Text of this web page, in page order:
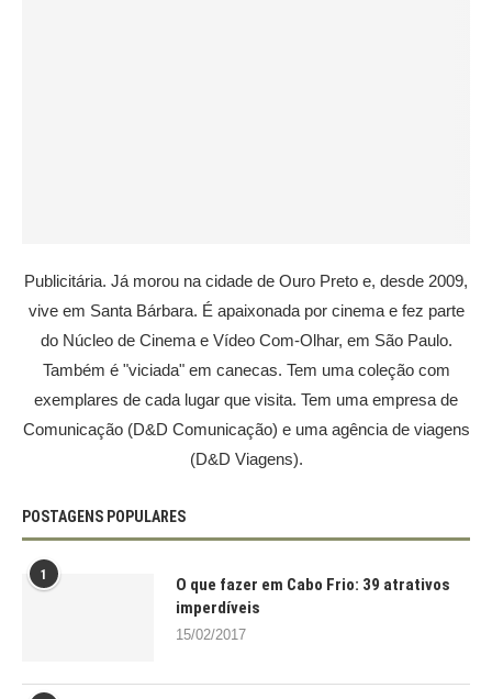
Publicitária. Já morou na cidade de Ouro Preto e, desde 2009,
vive em Santa Bárbara. É apaixonada por cinema e fez parte
do Núcleo de Cinema e Vídeo Com-Olhar, em São Paulo.
Também é "viciada" em canecas. Tem uma coleção com
exemplares de cada lugar que visita. Tem uma empresa de
Comunicação (D&D Comunicação) e uma agência de viagens
(D&D Viagens).
POSTAGENS POPULARES
1
O que fazer em Cabo Frio: 39 atrativos
imperdíveis
15/02/2017